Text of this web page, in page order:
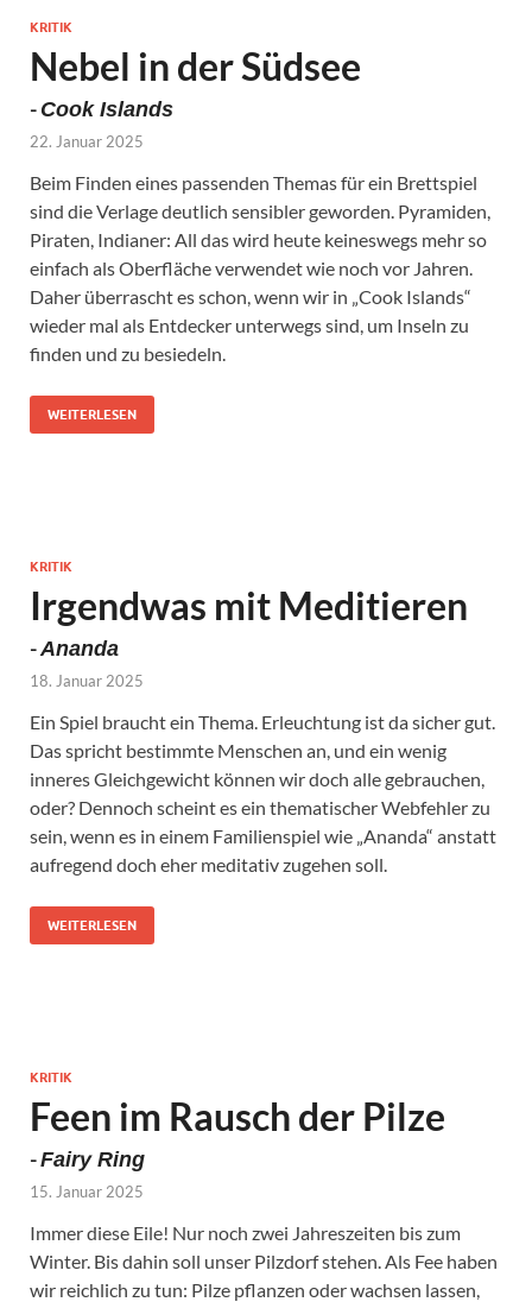
KRITIK
Nebel in der Südsee
- Cook Islands
22. Januar 2025
Beim Finden eines passenden Themas für ein Brettspiel
sind die Verlage deutlich sensibler geworden. Pyramiden,
Piraten, Indianer: All das wird heute keineswegs mehr so
einfach als Oberfläche verwendet wie noch vor Jahren.
Daher überrascht es schon, wenn wir in „Cook Islands“
wieder mal als Entdecker unterwegs sind, um Inseln zu
finden und zu besiedeln.
WEITERLESEN
KRITIK
Irgendwas mit Meditieren
-Ananda
18. Januar 2025
Ein Spiel braucht ein Thema. Erleuchtung ist da sicher gut.
Das spricht bestimmte Menschen an, und ein wenig
inneres Gleichgewicht können wir doch alle gebrauchen,
oder? Dennoch scheint es ein thematischer Webfehler zu
sein, wenn es in einem Familienspiel wie „Ananda“ anstatt
aufregend doch eher meditativ zugehen soll.
WEITERLESEN
KRITIK
Feen im Rausch der Pilze
-Fairy Ring
15. Januar 2025
Immer diese Eile! Nur noch zwei Jahreszeiten bis zum
Winter. Bis dahin soll unser Pilzdorf stehen. Als Fee haben
wir reichlich zu tun: Pilze pflanzen oder wachsen lassen,